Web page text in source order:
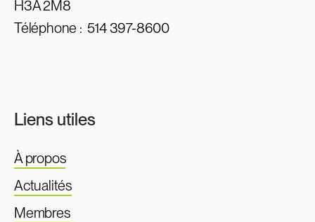
H3A 2M8
Téléphone :514 397-8600
Liens utiles
À propos
Actualités
Membres